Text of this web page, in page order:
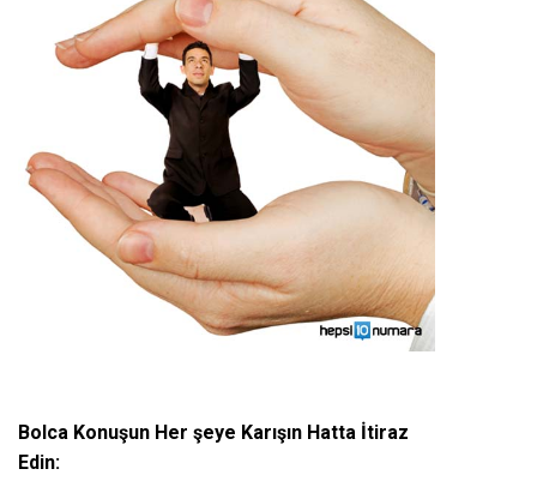
Bolca Konuşun Her şeye Karışın Hatta İtiraz
Edin: